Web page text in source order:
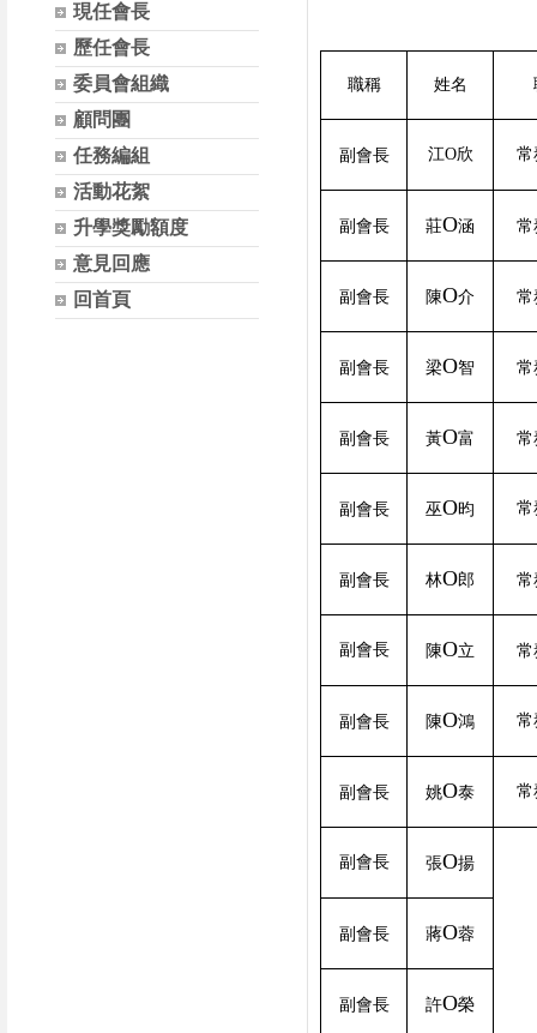
現任會長
歷任會長
委員會組織
顧問團
任務編組
活動花絮
升學獎勵額度
意見回應
回首頁
職稱 姓名
副會長 江O欣 常
副會長 莊O涵 常
副會長 陳O介 常
副會長 梁O智 常
副會長 黃O富 常
副會長 巫O昀 常
副會長 林O郎 常
副會長 陳O立 常
副會長 陳O鴻 常
副會長 姚O泰 常
副會長 張O揚
副會長 蔣O蓉
副會長 許O榮